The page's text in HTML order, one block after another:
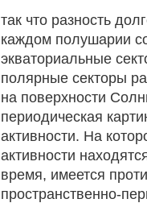
так что разность
каждом полушарии
экваториальные
полярные секторы
на поверхности
периодическая
активности. На
активности
время, имеется
пространственно-